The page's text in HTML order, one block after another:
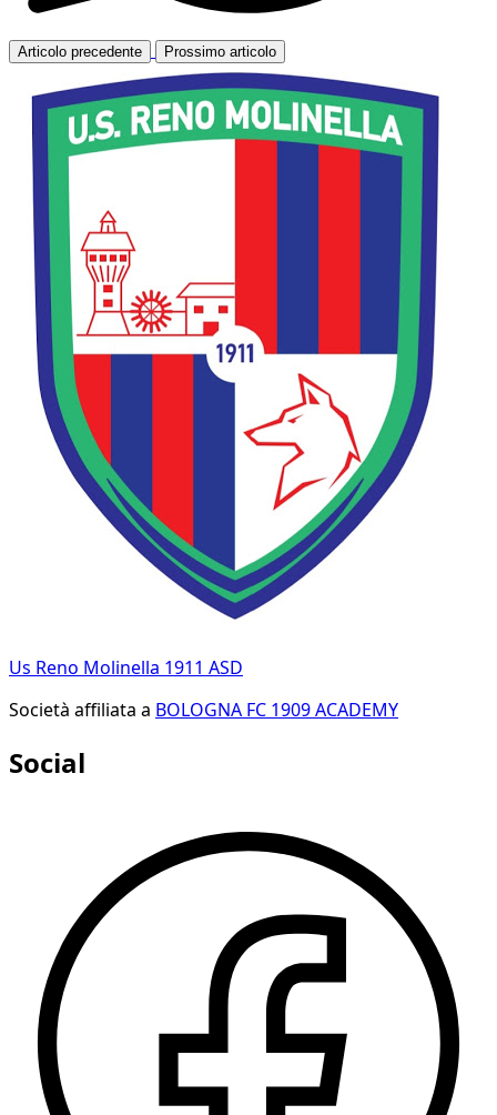
Articolo precedente Prossimo articolo
Us Reno Molinella 1911 ASD
Società affiliata a BOLOGNA FC 1909 ACADEMY
Social